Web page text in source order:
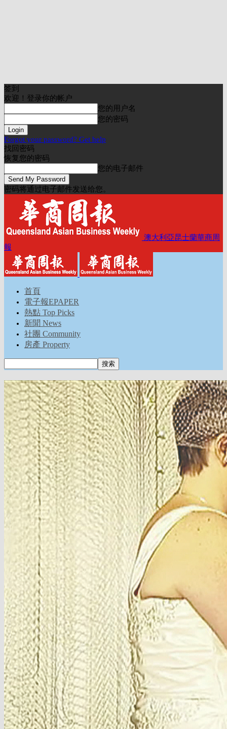
签到
欢迎！登录你的帐户
您的用户名
您的密码
Forgot your password? Get help
找回密码
恢复您的密码
您的电子邮件
密码将通过电子邮件发送给您。
澳大利亞昆士蘭華商周
報
首頁
電子報EPAPER
熱點 Top Picks
新聞 News
社團 Community
房產 Property